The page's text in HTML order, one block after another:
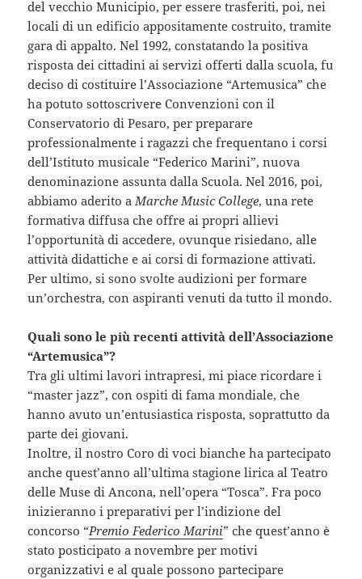
del vecchio Municipio, per essere trasferiti, poi, nei
locali di un edificio appositamente costruito, tramite
gara di appalto. Nel 1992, constatando la positiva
risposta dei cittadini ai servizi offerti dalla scuola, fu
deciso di costituire l’Associazione “Artemusica” che
ha potuto sottoscrivere Convenzioni con il
Conservatorio di Pesaro, per preparare
professionalmente i ragazzi che frequentano i corsi
dell’Istituto musicale “Federico Marini”, nuova
denominazione assunta dalla Scuola. Nel 2016, poi,
abbiamo aderito a Marche Music College, una rete
formativa diffusa che offre ai propri allievi
l’opportunità di accedere, ovunque risiedano, alle
attività didattiche e ai corsi di formazione attivati.
Per ultimo, si sono svolte audizioni per formare
un’orchestra, con aspiranti venuti da tutto il mondo.
Quali sono le più recenti attività dell’Associazione
“Artemusica”?
Tra gli ultimi lavori intrapresi, mi piace ricordare i
“master jazz”, con ospiti di fama mondiale, che
hanno avuto un’entusiastica risposta, soprattutto da
parte dei giovani.
Inoltre, il nostro Coro di voci bianche ha partecipato
anche quest’anno all’ultima stagione lirica al Teatro
delle Muse di Ancona, nell’opera “Tosca”. Fra poco
inizieranno i preparativi per l’indizione del
concorso “Premio Federico Marini” che quest’anno è
stato posticipato a novembre per motivi
organizzativi e al quale possono partecipare